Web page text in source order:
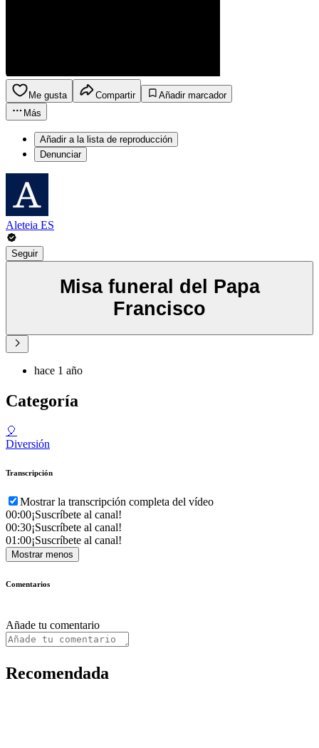
Me gusta Compartir
Añadir marcador
Más
Añadir a la lista de reproducción
Denunciar
Aleteia ES
Seguir
Misa funeral del Papa
Francisco
hace 1 año
Categoría
🎈
Diversión
Transcripción
Mostrar la transcripción completa del vídeo
00:00¡Suscríbete al canal!
00:30¡Suscríbete al canal!
01:00¡Suscríbete al canal!
Mostrar menos
Comentarios
Añade tu comentario
Recomendada